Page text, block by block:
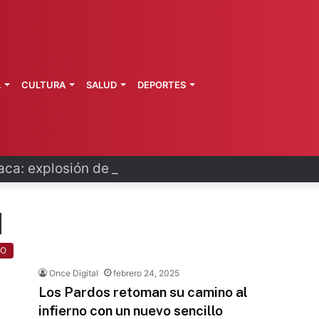
explosión de pipa deja 20 heridos
CULTURA SALUD DEPORTES
Once Digital febrero 24, 2025
Los Pardos retoman su camino al
infierno con un nuevo sencillo